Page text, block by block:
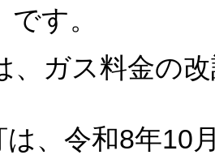
です。
、ガス料金の
、令和8年10